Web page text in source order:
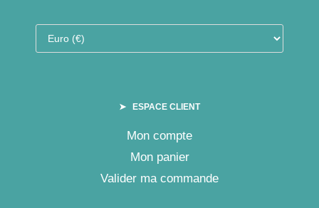
➤ ESPACE CLIENT
Mon compte
Mon panier
Valider ma commande